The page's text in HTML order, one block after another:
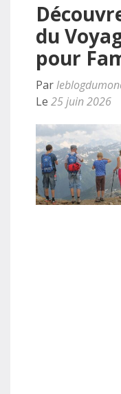
du
pour
Par
Le 25 juin 2026